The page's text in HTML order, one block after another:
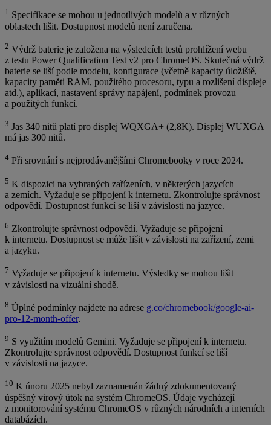
1 Specifikace se mohou u jednotlivých modelů a v různých
oblastech lišit. Dostupnost modelů není zaručena.
2 Výdrž baterie je založena na výsledcích testů prohlížení webu
z testu Power Qualification Test v2 pro ChromeOS. Skutečná výdrž
baterie se liší podle modelu, konfigurace (včetně kapacity úložiště,
kapacity paměti RAM, použitého procesoru, typu a rozlišení displeje
atd.), aplikací, nastavení správy napájení, podmínek provozu
a použitých funkcí.
3 Jas 340 nitů platí pro displej WQXGA+ (2,8K). Displej WUXGA
má jas 300 nitů.
4 Při srovnání s nejprodávanějšími Chromebooky v roce 2024.
5 K dispozici na vybraných zařízeních, v některých jazycích
a zemích. Vyžaduje se připojení k internetu. Zkontrolujte správnost
odpovědí. Dostupnost funkcí se liší v závislosti na jazyce.
6 Zkontrolujte správnost odpovědí. Vyžaduje se připojení
k internetu. Dostupnost se může lišit v závislosti na zařízení, zemi
a jazyku.
7 Vyžaduje se připojení k internetu. Výsledky se mohou lišit
v závislosti na vizuální shodě.
8 Úplné podmínky najdete na adrese g.co/chromebook/google-ai-
pro-12-month-offer.
9 S využitím modelů Gemini. Vyžaduje se připojení k internetu.
Zkontrolujte správnost odpovědí. Dostupnost funkcí se liší
v závislosti na jazyce.
10 K únoru 2025 nebyl zaznamenán žádný zdokumentovaný
úspěšný virový útok na systém ChromeOS. Údaje vycházejí
z monitorování systému ChromeOS v různých národních a interních
databázích.